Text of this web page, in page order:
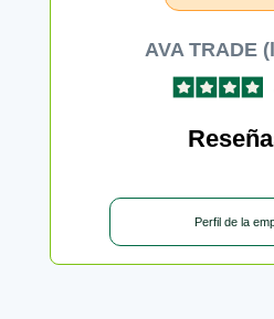
AVA TRADE
Perfil de la